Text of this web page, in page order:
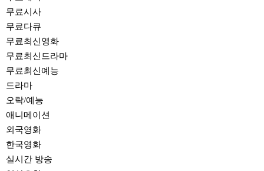
무료시사
무료다큐
무료최신영화
무료최신드라마
무료최신예능
드라마
오락/예능
애니메이션
외국영화
한국영화
실시간 방송